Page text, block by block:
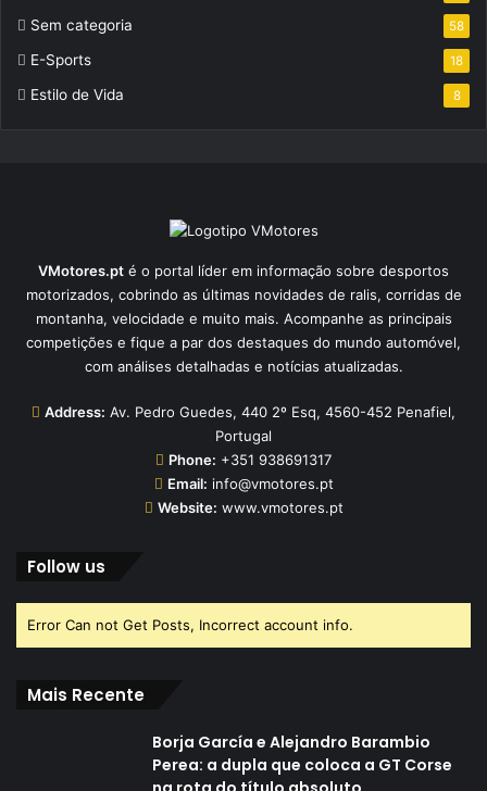
Sem categoria 58
E-Sports 18
Estilo de Vida 8
VMotores.pt é o portal líder em informação sobre desportos
motorizados, cobrindo as últimas novidades de ralis, corridas de
montanha, velocidade e muito mais. Acompanhe as principais
competições e fique a par dos destaques do mundo automóvel,
com análises detalhadas e notícias atualizadas.
Address: Av. Pedro Guedes, 440 2º Esq, 4560-452 Penafiel,
Portugal
Phone: +351 938691317
Email: info@vmotores.pt
Website: www.vmotores.pt
Follow us
Error Can not Get Posts, Incorrect account info.
Mais Recente
Borja García e Alejandro Barambio
Perea: a dupla que coloca a GT Corse